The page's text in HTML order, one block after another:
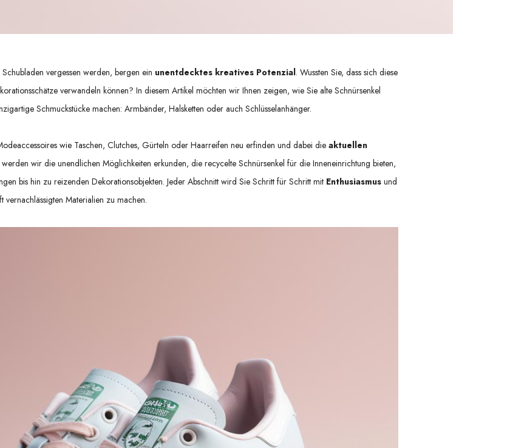
vergessen werden, bergen ein unentdecktes kreatives Potenzial. Wussten Sie, dass sich diese
verwandeln können? In diesem Artikel möchten wir Ihnen zeigen, wie Sie alte Schnürsenkel
Schmuckstücke machen: Armbänder, Halsketten oder auch Schlüsselanhänger.
wie Taschen, Clutches, Gürteln oder Haarreifen neu erfinden und dabei die aktuellen
wir die unendlichen Möglichkeiten erkunden, die recycelte Schnürsenkel für die Inneneinrichtung bieten,
bis hin zu reizenden Dekorationsobjekten. Jeder Abschnitt wird Sie Schritt für Schritt mit Enthusiasmus und
vernachlässigten Materialien zu machen.